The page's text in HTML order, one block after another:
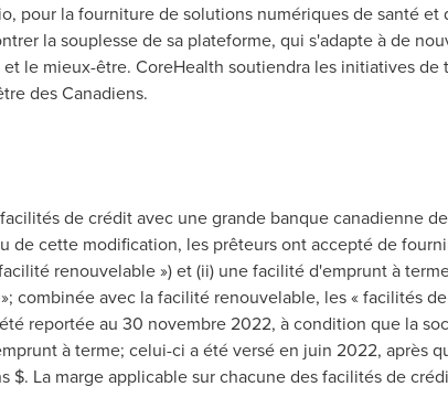
, pour la fourniture de solutions numériques de santé et
la souplesse de sa plateforme, qui s'adapte à de
le mieux-être. CoreHealth soutiendra les initiatives de
des Canadiens.
de crédit avec une grande banque canadienne
de cette modification, les prêteurs ont accepté de
renouvelable ») et (ii) une facilité d'emprunt à
combinée avec la facilité renouvelable, les « facilités de
reportée au 30 novembre 2022, à condition que la
à terme; celui-ci a été versé en juin 2022, après
La marge applicable sur chacune des facilités de